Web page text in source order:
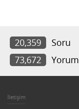
20,359 Soru
73,672
Yorum
İletişim